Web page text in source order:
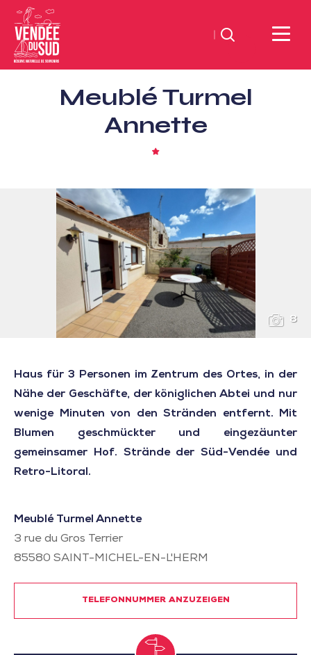
Sud
Suchen
Meublé Turmel
Annette
1
8
Haus für 3 Personen im Zentrum des Ortes, in der
Nähe der Geschäfte, der königlichen Abtei und nur
wenige Minuten von den Stränden entfernt. Mit
Blumen geschmückter und eingezäunter
gemeinsamer Hof. Strände der Süd-Vendée und
Retro-Litoral.
Meublé Turmel Annette
3 rue du Gros Terrier
85580 SAINT-MICHEL-EN-L'HERM
TELEFONNUMMER ANZUZEIGEN